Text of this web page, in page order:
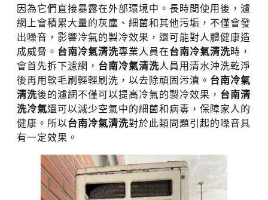
因為它們直接暴露在外部環境中。長時間使用後，濾
網上會積累大量的灰塵、細菌和其他污垢，不僅會發
出噪音，影響冷氣的製冷效果，還可能對人體健康造
成威脅。 台南冷氣清洗專業人員在台南冷氣清洗時，
會首先拆下濾網， 台南冷氣清洗人員用清水沖洗乾淨
後再用軟毛刷輕輕刷洗，以去除頑固污漬。 台南冷氣
清洗後的濾網不僅可以提高冷氣的製冷效果， 台南清
洗冷氣還可以減少空氣中的細菌和病毒，保障家人的
健康。所以台南冷氣清洗對於此類問題引起的噪音具
有一定效果。